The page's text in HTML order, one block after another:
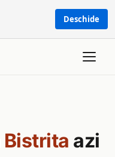
Deschide
Bistrita azi